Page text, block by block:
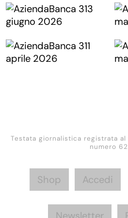
Testata giornalistica registrata
numero 62
Shop Accedi